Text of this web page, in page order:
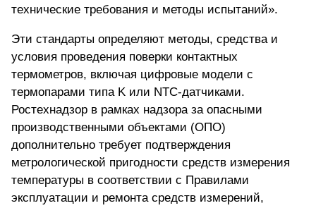
технические требования и методы испытаний».
Эти стандарты определяют методы, средства и
условия проведения поверки контактных
термометров, включая цифровые модели с
термопарами типа K или NTC-датчиками.
Ростехнадзор в рамках надзора за опасными
производственными объектами (ОПО)
дополнительно требует подтверждения
метрологической пригодности средств измерения
температуры в соответствии с Правилами
эксплуатации и ремонта средств измерений,